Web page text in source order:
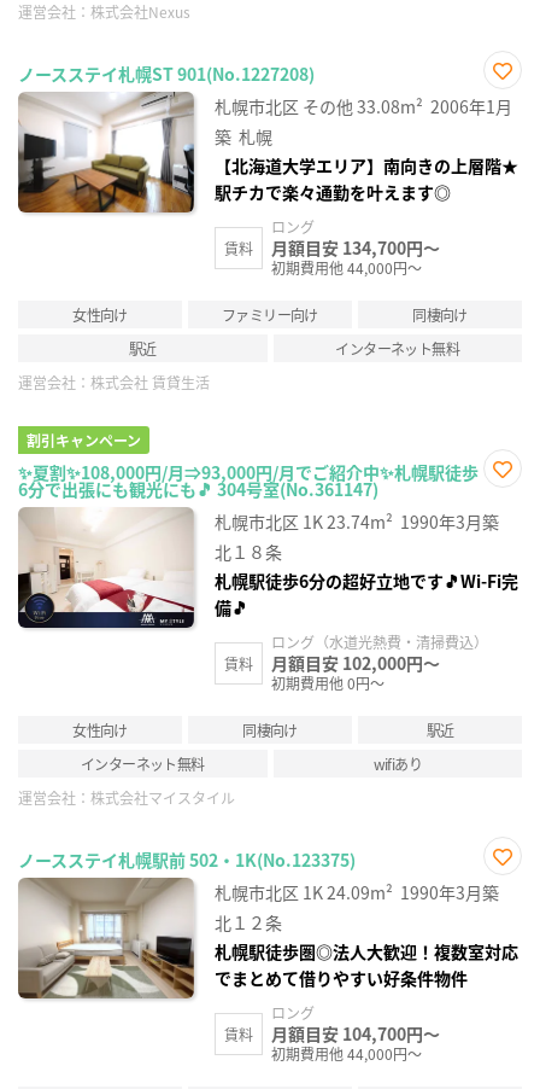
運営会社： 株式会社Nexus
ノースステイ札幌ST 901(No.1227208)
お気
に入
札幌市北区 その他33.08m² 2006年1月
築 札幌
【北海道大学エリア】南向きの上層階★
駅チカで楽々通勤を叶えます◎
賃料
ロング
月額目安 134,700円～
初期費用他 44,000円～
女性向け ファミリー向け
同棲向け
駅近
インターネット無料
運営会社： 株式会社 賃貸生活
割引キャンペーン
✨夏割✨108,000円/月⇒93,000円/月でご紹介中✨札幌駅徒歩
6分で出張にも観光にも🎵 304号室(No.361147)
に入
り登
札幌市北区 1K23.74m² 1990年3月築
北１８条
札幌駅徒歩6分の超好立地です🎵Wi-Fi完
備🎵
賃料
ロング（水道光熱費・清掃費込）
月額目安 102,000円～
初期費用他 0円～
女性向け 同棲向け
駅近
インターネット無料
wifiあり
運営会社： 株式会社マイスタイル
ノースステイ札幌駅前 502・1K(No.123375)
お気
に入
札幌市北区 1K24.09m² 1990年3月築
北１２条
札幌駅徒歩圏◎法人大歓迎！複数室対応
でまとめて借りやすい好条件物件
賃料
ロング
月額目安 104,700円～
初期費用他 44,000円～